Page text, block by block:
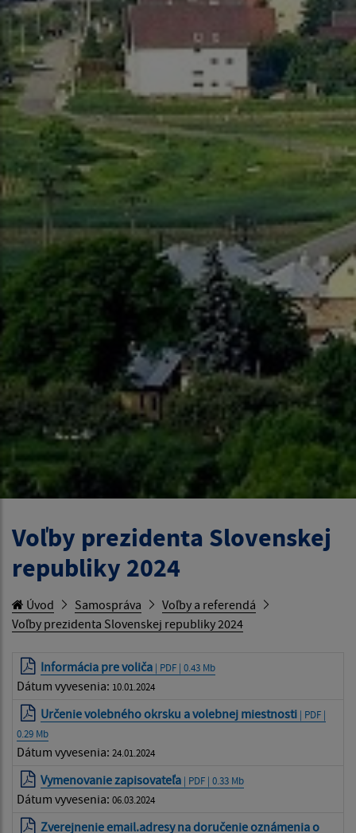
Voľby prezidenta Slovenskej
republiky 2024
Úvod Samospráva
Voľby a referendá
Voľby prezidenta Slovenskej republiky 2024
Informácia pre voliča | PDF | 0.43 Mb
Dátum vyvesenia: 10.01.2024
Určenie volebného okrsku a volebnej miestnosti | PDF |
0.29 Mb
Dátum vyvesenia: 24.01.2024
Vymenovanie zapisovateľa | PDF | 0.33 Mb
Dátum vyvesenia: 06.03.2024
Zverejnenie email.adresy na doručenie oznámenia o